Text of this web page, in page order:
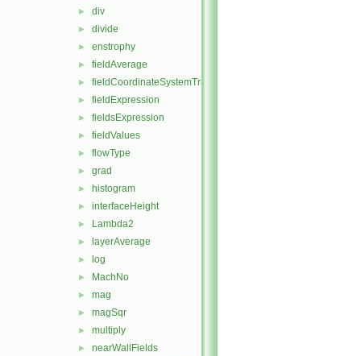
► div
► divide
► enstrophy
► fieldAverage
► fieldCoordinateSystemTransform
► fieldExpression
► fieldsExpression
► fieldValues
► flowType
► grad
► histogram
► interfaceHeight
► Lambda2
► layerAverage
► log
► MachNo
► mag
► magSqr
► multiply
► nearWallFields